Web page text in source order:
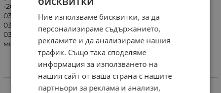
-2006, Mercedes C-class (W203) Limousine 03/2000 -
03/2004,Mercedes C-class (S203) T-Modell 01/2001 -
03/2004,Mercedes C-class (CL203) Sportcoupe 10/2000 -
03/2004,Mercedes G-class (463) 2001 - 2007 Вътрешните
монтажни размери са 18.2x11.3cm.
Характеристики
Ние използваме бисквитки, за да
персонализираме съдържанието,
рекламите и да анализираме нашия
трафик. Също така споделяме
информация за използването на
нашия сайт от ваша страна с нашите
партньори за реклама и анализи,